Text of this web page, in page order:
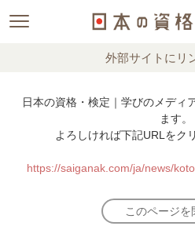
外部サイトにリ
日本の資格・検定｜学びのメディ
ます。
よろしければ下記URLをク
https://saiganak.com/ja/news/
このページを